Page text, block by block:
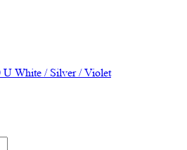
White / Silver / Violet